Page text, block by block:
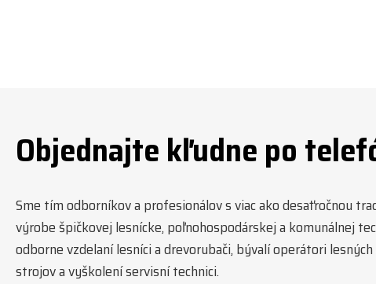
Objednajte kľudne po
Sme tím odborníkov a profesionálov s viac ako desaťročnou
výrobe špičkovej lesnícke, poľnohospodárskej a komunálnej
odborne vzdelaní lesníci a drevorubači, bývalí operátori
strojov a vyškolení servisní technici.